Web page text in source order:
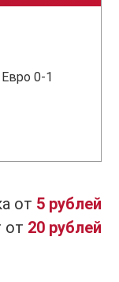
Евро 0-1
от 5 рублей
от 20 рублей